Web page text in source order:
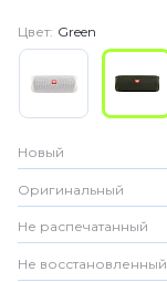
Цвет: Green
Новый
Оригинальный
Не распечатанный
Не восстановленный